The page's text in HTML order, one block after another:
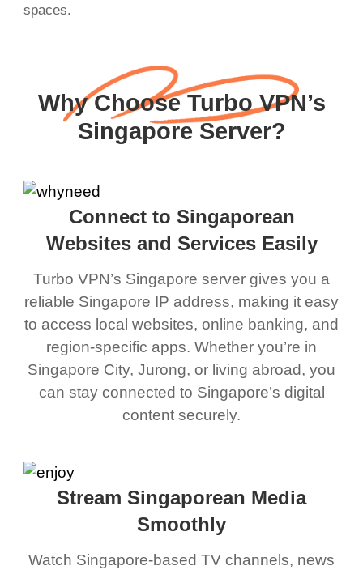
spaces.
Why Choose Turbo VPN’s
Singapore Server?
Connect to Singaporean
Websites and Services Easily
Turbo VPN’s Singapore server gives you a
reliable Singapore IP address, making it easy
to access local websites, online banking, and
region-specific apps. Whether you’re in
Singapore City, Jurong, or living abroad, you
can stay connected to Singapore’s digital
content securely.
Stream Singaporean Media
Smoothly
Watch Singapore-based TV channels, news